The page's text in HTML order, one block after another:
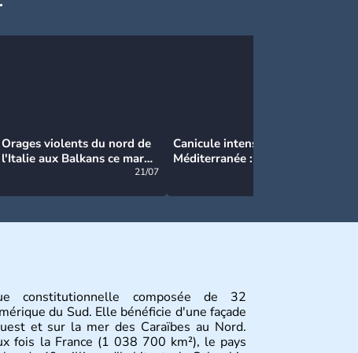
Orages violents du nord de
l'Italie aux Balkans ce mardi
21/07
Canicule intense en
Méditerranée : près de 50°C
constitutionnelle composée de 32
du Sud. Elle bénéficie d'une façade
et sur la mer des Caraïbes au Nord.
fois la France (1 038 700 km²), le pays